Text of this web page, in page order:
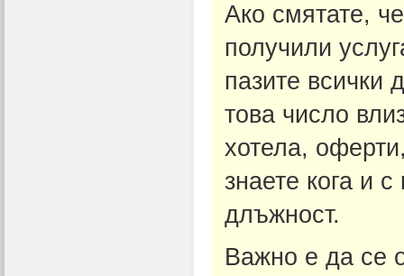
Ако смятате,
получили
пазите всички
това число
хотела,
знаете кога и
длъжност.
Важно е да се